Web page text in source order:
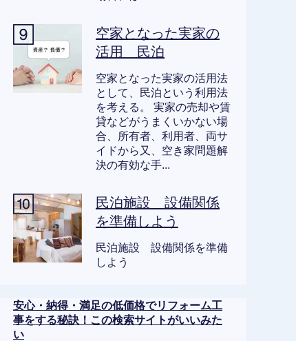
空家となった実家の
活用 民泊
空家となった実家の活用法
として、民泊という利用法
を考える。 実家の売却や賃
貸などがうまくいかない場
合、所有者、利用者、両サ
イドから又、空き家問題解
決の有効な手...
民泊施設 設備関係
を準備しよう
民泊施設 設備関係を準備
しよう
安心・納得・満足の低価格でリフォーム工
事をする秘訣！この検索サイトがいいみた
い